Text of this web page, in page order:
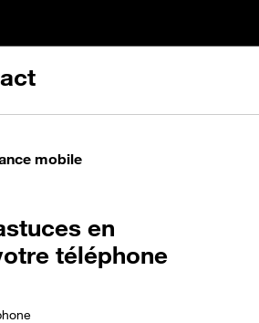
mobile
en
téléphone